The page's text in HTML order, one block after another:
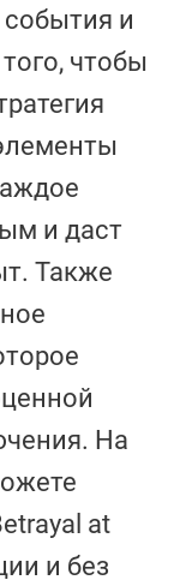
и
чтобы
и даст
Также
На
at
и без